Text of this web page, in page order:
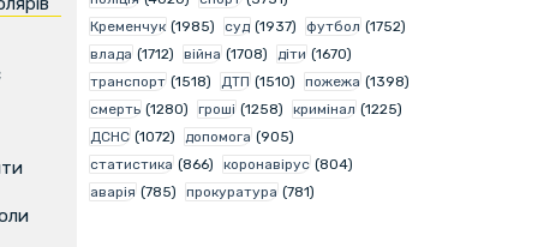
Кременчук (1985) суд (1937) футбол (1752)
влада (1712) війна (1708) діти (1670)
транспорт (1518) ДТП (1510) пожежа (1398)
смерть (1280) гроші (1258) кримінал (1225)
ДСНС (1072) допомога (905)
статистика (866) коронавірус (804)
аварія (785) прокуратура (781)